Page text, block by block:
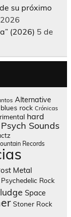
su próximo
(2026) 5 de
Alternative
blues rock Crónicas
hard
Sounds
Records
Metal
Psychedelic Rock
Space
Stoner Rock